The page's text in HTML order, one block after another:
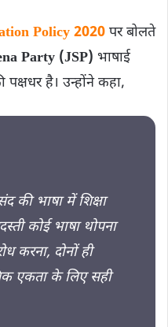
Policy 2020 पर बोलते
Party (JSP) भाषाई
पक्षधर है। उन्होंने कहा,
की भाषा में शिक्षा
कोई भाषा थोपना
करना, दोनों ही
एकता के लिए सही